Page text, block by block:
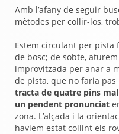
Amb l’afany de seguir
mètodes per collir-los,
Estem circulant per pista
de bosc; de sobte,
improvitzada per anar a
de pista, que no faria
tracta de quatre pins
un pendent pronunciat
zona. L’alçada i la
haviem estat collint els